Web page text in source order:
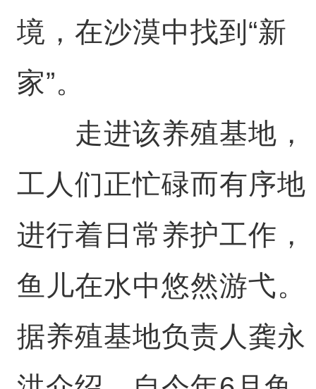
境，在沙漠中找到“新
家”。
走进该养殖基地，
工人们正忙碌而有序地
进行着日常养护工作，
鱼儿在水中悠然游弋。
据养殖基地负责人龚永